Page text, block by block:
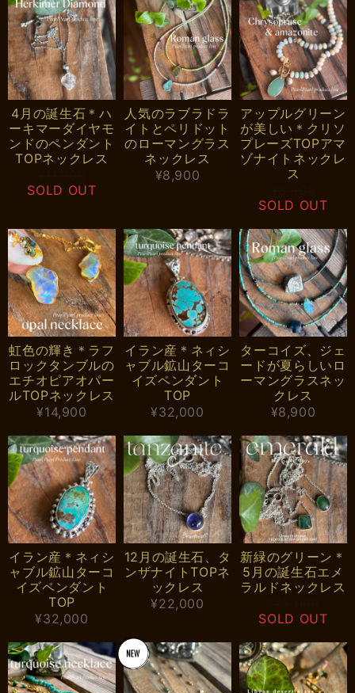
4月の誕生石＊ハ
ーキマーダイヤモ
ンドのペンダント
TOPネックレス
SOLD OUT
人気のラブラドラ
イトとペリドット
のローマングラス
ネックレス
¥8,900
アップルグリーン
が美しい＊クリソ
プレーズTOPアマ
ゾナイトネックレ
ス
SOLD OUT
虹色の輝き＊ラフ
ロックタンブルの
エチオピアオパー
ルTOPネックレス
¥14,900
イラン産＊ネィシ
ャブル鉱山ターコ
イズペンダント
TOP
¥32,000
ターコイズ、ジェ
ードが夏らしいロ
ーマングラスネッ
クレス
¥8,900
イラン産＊ネィシ
ャブル鉱山ターコ
イズペンダント
TOP
¥32,000
12月の誕生石、タ
ンザナイトTOPネ
ックレス
¥22,000
新緑のグリーン＊
5月の誕生石エメ
ラルドネックレス
SOLD OUT